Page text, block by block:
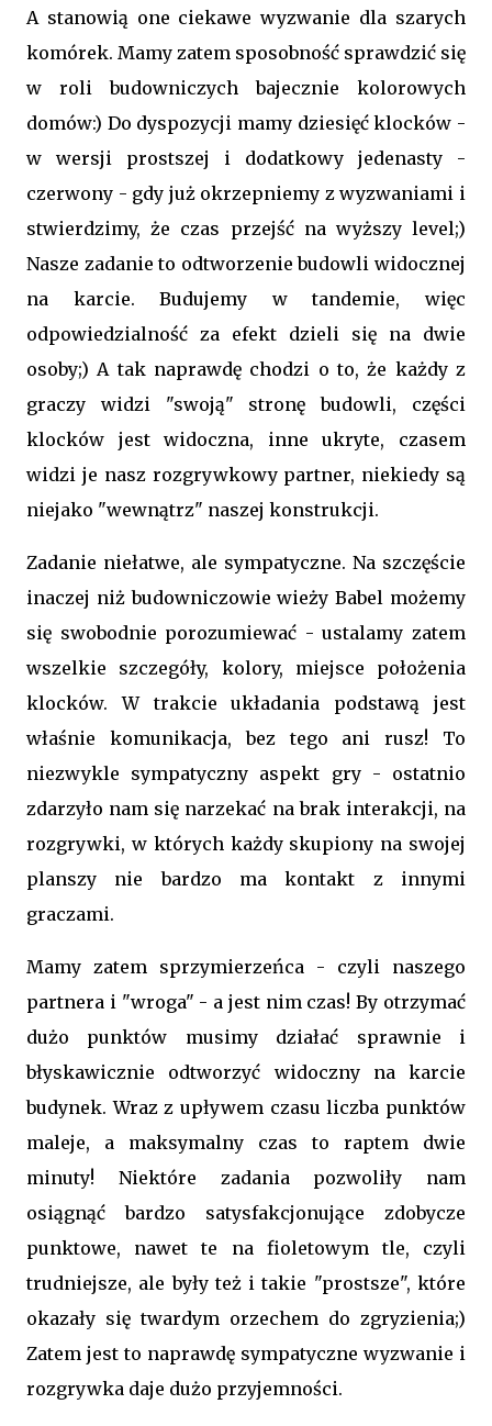
A stanowią one ciekawe wyzwanie dla szarych
komórek. Mamy zatem sposobność sprawdzić się
w roli budowniczych bajecznie kolorowych
domów:) Do dyspozycji mamy dziesięć klocków -
w wersji prostszej i dodatkowy jedenasty -
czerwony - gdy już okrzepniemy z wyzwaniami i
stwierdzimy, że czas przejść na wyższy level;)
Nasze zadanie to odtworzenie budowli widocznej
na karcie. Budujemy w tandemie, więc
odpowiedzialność za efekt dzieli się na dwie
osoby;) A tak naprawdę chodzi o to, że każdy z
graczy widzi "swoją" stronę budowli, części
klocków jest widoczna, inne ukryte, czasem
widzi je nasz rozgrywkowy partner, niekiedy są
niejako "wewnątrz" naszej konstrukcji.
Zadanie niełatwe, ale sympatyczne. Na szczęście
inaczej niż budowniczowie wieży Babel możemy
się swobodnie porozumiewać - ustalamy zatem
wszelkie szczegóły, kolory, miejsce położenia
klocków. W trakcie układania podstawą jest
właśnie komunikacja, bez tego ani rusz! To
niezwykle sympatyczny aspekt gry - ostatnio
zdarzyło nam się narzekać na brak interakcji, na
rozgrywki, w których każdy skupiony na swojej
planszy nie bardzo ma kontakt z innymi
graczami.
Mamy zatem sprzymierzeńca - czyli naszego
partnera i "wroga" - a jest nim czas! By otrzymać
dużo punktów musimy działać sprawnie i
błyskawicznie odtworzyć widoczny na karcie
budynek. Wraz z upływem czasu liczba punktów
maleje, a maksymalny czas to raptem dwie
minuty! Niektóre zadania pozwoliły nam
osiągnąć bardzo satysfakcjonujące zdobycze
punktowe, nawet te na fioletowym tle, czyli
trudniejsze, ale były też i takie "prostsze", które
okazały się twardym orzechem do zgryzienia;)
Zatem jest to naprawdę sympatyczne wyzwanie i
rozgrywka daje dużo przyjemności.